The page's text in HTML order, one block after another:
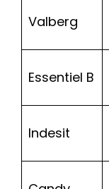
Valberg
Essentiel B
Indesit